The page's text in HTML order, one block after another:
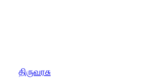
திருவரசு